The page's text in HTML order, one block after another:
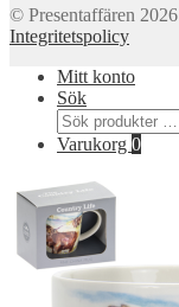
© Presentaffären 2026
Integritetspolicy
Mitt konto
Sök
Sök
efter:
Varukorg 0